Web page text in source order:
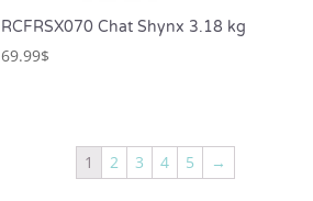
RCFRSX070 Chat Shynx 3.18 kg
69.99$
1 2 3 4 5 →